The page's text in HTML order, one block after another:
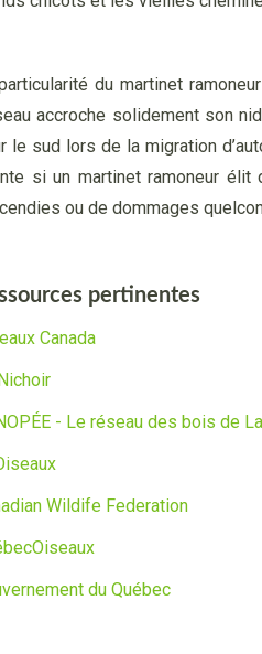
du martinet
accroche solidement son
le sud lors de la migration
si un martinet ramoneur
ou de dommages
pertinentes
Canada
- Le réseau des bois de
Wildife Federation
du Québec